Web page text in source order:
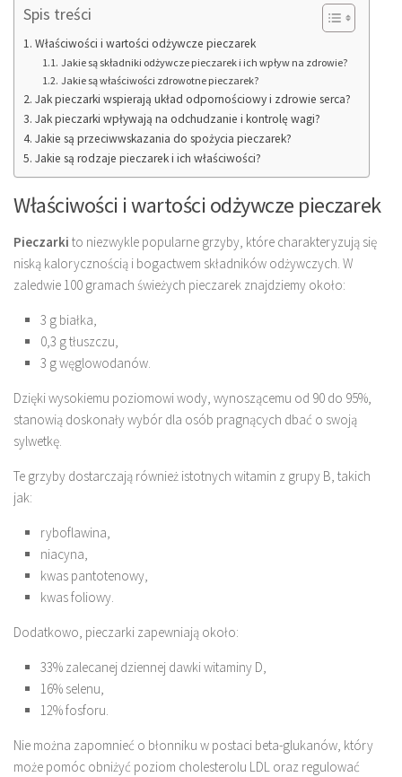
Spis treści
Właściwości i wartości odżywcze pieczarek
Jakie są składniki odżywcze pieczarek i ich wpływ na zdrowie?
Jakie są właściwości zdrowotne pieczarek?
Jak pieczarki wspierają układ odpornościowy i zdrowie serca?
Jak pieczarki wpływają na odchudzanie i kontrolę wagi?
Jakie są przeciwwskazania do spożycia pieczarek?
Jakie są rodzaje pieczarek i ich właściwości?
Właściwości i wartości odżywcze pieczarek
Pieczarki to niezwykle popularne grzyby, które charakteryzują się
niską kalorycznością i bogactwem składników odżywczych. W
zaledwie 100 gramach świeżych pieczarek znajdziemy około:
3 g białka,
0,3 g tłuszczu,
3 g węglowodanów.
Dzięki wysokiemu poziomowi wody, wynoszącemu od 90 do 95%,
stanowią doskonały wybór dla osób pragnących dbać o swoją
sylwetkę.
Te grzyby dostarczają również istotnych witamin z grupy B, takich
jak:
ryboflawina,
niacyna,
kwas pantotenowy,
kwas foliowy.
Dodatkowo, pieczarki zapewniają około:
33% zalecanej dziennej dawki witaminy D,
16% selenu,
12% fosforu.
Nie można zapomnieć o błonniku w postaci beta-glukanów, który
może pomóc obniżyć poziom cholesterolu LDL oraz regulować